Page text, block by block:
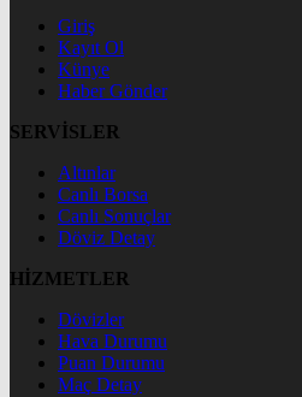
Giriş
Kayıt Ol
Künye
Haber Gönder
SERVİSLER
Altınlar
Canlı Borsa
Canlı Sonuçlar
Döviz Detay
HİZMETLER
Dövizler
Hava Durumu
Puan Durumu
Maç Detay